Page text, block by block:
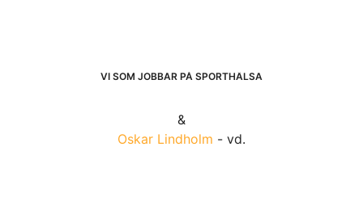
VI SOM JOBBAR PÅ SPORTHÄLSA
&
Oskar Lindholm - vd.